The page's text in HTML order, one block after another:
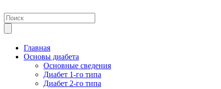
Главная
Основы диабета
Основные сведения
Диабет 1-го типа
Диабет 2-го типа